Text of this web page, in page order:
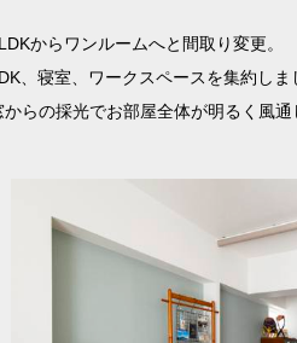
からワンルームへと間取り変更。
、寝室、ワークスペースを集約しま
からの採光でお部屋全体が明るく風通